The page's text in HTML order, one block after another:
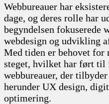
Webbureauer har
dage, og deres rolle har
begyndelsen fokuserede
webdesign og udvikling
Med tiden er behovet for
steget, hvilket har ført til
webbureauer, der
herunder UX design,
optimering.